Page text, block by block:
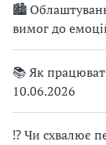
🏙
вимог до
📚 Як
10.06.2026
⁉ Чи схвалює